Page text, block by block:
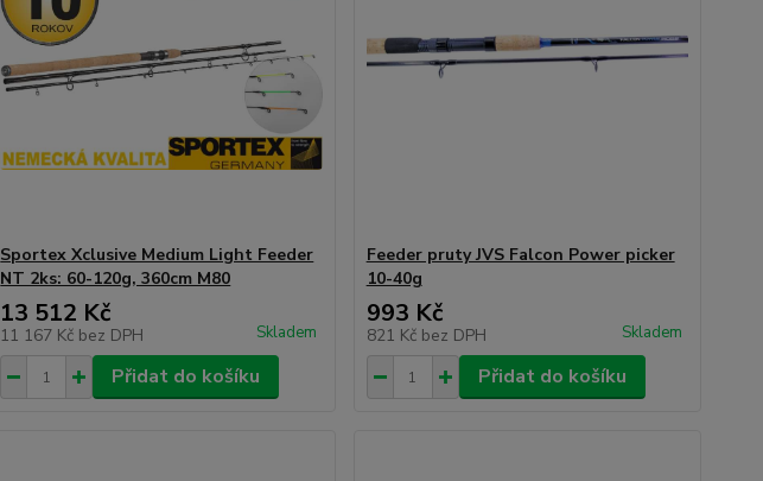
Sportex Xclusive Medium Light Feeder
NT 2ks: 60-120g, 360cm M80
13 512 Kč
11 167 Kč bez DPH Skladem
Přidat do košíku
Feeder pruty JVS Falcon Power picker
10-40g
993 Kč
821 Kč bez DPH Skladem
Přidat do košíku